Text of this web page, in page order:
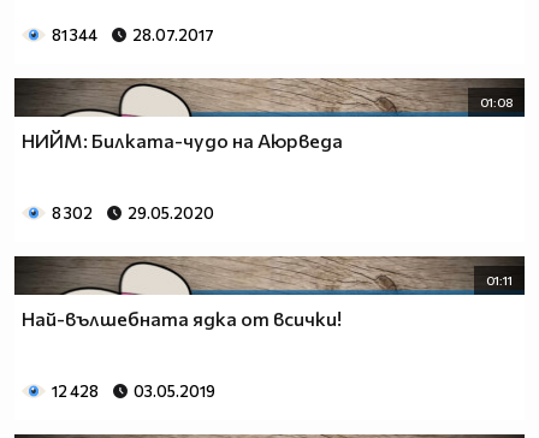
81 344 28.07.2017
01:08
НИЙМ: Билката-чудо на Аюрведа
8 302 29.05.2020
01:11
Най-вълшебната ядка от всички!
12 428 03.05.2019